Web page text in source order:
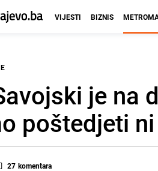
VIJESTI BIZNIS
je na
poštedjeti
27 komentara